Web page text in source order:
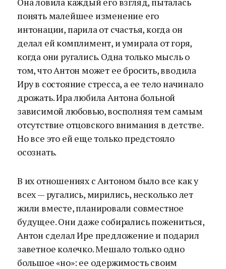
понять малейшее изменение его
интонации, парила от счастья, когда он
делал ей комплимент, и умирала от горя,
когда они ругались. Одна только мысль о
том, что Антон может ее бросить, вводила
Иру в состояние стресса, а ее тело начинало
дрожать. Ира любила Антона больной
зависимой любовью, восполняя тем самым
отсутствие отцовского внимания в детстве.
Но все это ей еще только предстояло
осознать.
В их отношениях с Антоном было все как у
всех — ругались, мирились, несколько лет
жили вместе, планировали совместное
будущее. Они даже собирались пожениться,
Антон сделал Ире предложение и подарил
заветное колечко. Мешало только одно
большое «но»: ее одержимость своим